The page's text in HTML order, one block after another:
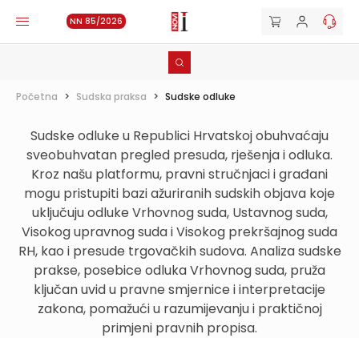
NN 85/2026
Početna > Sudska praksa > Sudske odluke
Sudske odluke u Republici Hrvatskoj obuhvaćaju
sveobuhvatan pregled presuda, rješenja i odluka.
Kroz našu platformu, pravni stručnjaci i građani
mogu pristupiti bazi ažuriranih sudskih objava koje
uključuju odluke Vrhovnog suda, Ustavnog suda,
Visokog upravnog suda i Visokog prekršajnog suda
RH, kao i presude trgovačkih sudova. Analiza sudske
prakse, posebice odluka Vrhovnog suda, pruža
ključan uvid u pravne smjernice i interpretacije
zakona, pomažući u razumijevanju i praktičnoj
primjeni pravnih propisa.